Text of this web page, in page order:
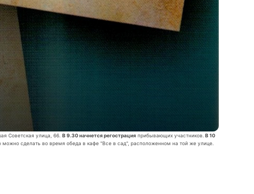
Советская улица, 66. В 9.30 начнется регострация прибывающих участников. В 10
можно сделать во время обеда в кафе "Все в сад", расположенном на той же улице.